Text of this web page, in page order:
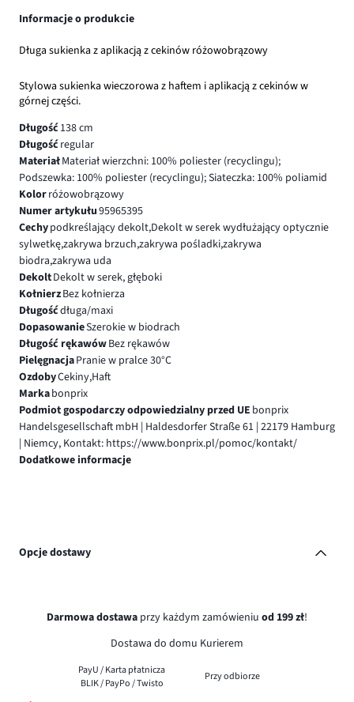
Informacje o produkcie
Długa sukienka z aplikacją z cekinów różowobrązowy
Stylowa sukienka wieczorowa z haftem i aplikacją z cekinów w
górnej części.
Długość138 cm
Długośćregular
MateriałMateriał wierzchni: 100% poliester (recyclingu);
Podszewka: 100% poliester (recyclingu); Siateczka: 100% poliamid
Kolorróżowobrązowy
Numer artykułu95965395
Cechypodkreślający dekolt,Dekolt w serek wydłużający optycznie
sylwetkę,zakrywa brzuch,zakrywa pośladki,zakrywa
biodra,zakrywa uda
DekoltDekolt w serek, głęboki
KołnierzBez kołnierza
Długośćdługa/maxi
DopasowanieSzerokie w biodrach
Długość rękawówBez rękawów
PielęgnacjaPranie w pralce 30°C
OzdobyCekiny,Haft
Markabonprix
Podmiot gospodarczy odpowiedzialny przed UE bonprix
Handelsgesellschaft mbH | Haldesdorfer Straße 61 | 22179 Hamburg
| Niemcy, Kontakt: https://www.bonprix.pl/pomoc/kontakt/
Dodatkowe informacje
Opcje dostawy
Darmowa dostawa przy każdym zamówieniu od 199 zł!
Dostawa do domu Kurierem
PayU / Karta płatnicza
BLIK / PayPo / Twisto
Przy odbiorze